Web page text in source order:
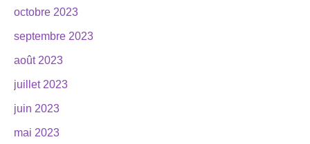
octobre 2023
septembre 2023
août 2023
juillet 2023
juin 2023
mai 2023